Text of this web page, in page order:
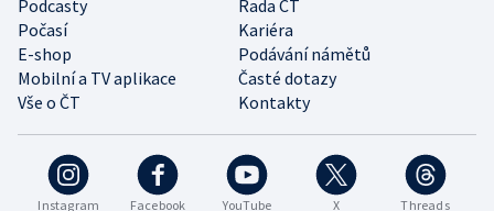
Instagram Facebook YouTube X Threads
Podcasty
Rada ČT
Počasí
Kariéra
E-shop
Podávání námětů
Mobilní a TV aplikace
Časté dotazy
Vše o ČT
Kontakty